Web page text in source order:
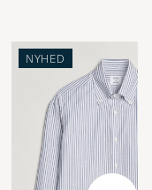
NYHED